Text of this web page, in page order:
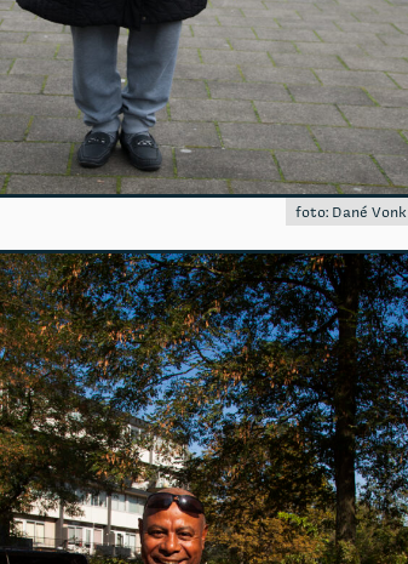
foto: Dané Vonk